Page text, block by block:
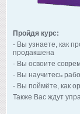
Пройдя курс:
- Вы узнаете, как
продакшена
- Вы освоите
- Вы научитесь
- Вы поймёте, как
Также Вас ждут